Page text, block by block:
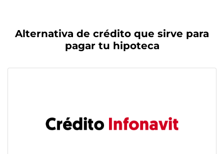
Alternativa de crédito que sirve para
pagar tu hipoteca